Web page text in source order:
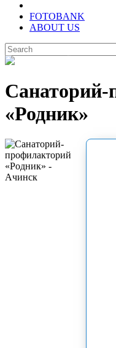
FOTOBANK
ABOUT US
Санаторий-
«Родник»